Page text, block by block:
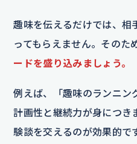
趣味を伝えるだけでは、相
ってもらえません。そのた
ードを盛り込みましょう。
例えば、「趣味のランニン
計画性と継続力が身につき
験談を交えるのが効果的で